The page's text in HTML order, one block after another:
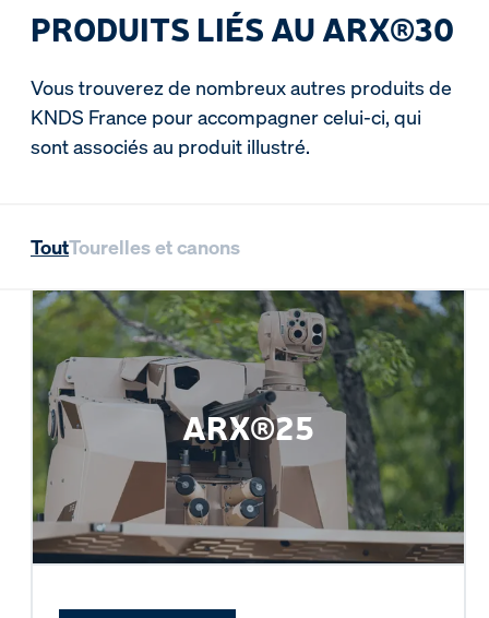
PRODUITS LIÉS AU ARX®30
Vous trouverez de nombreux autres produits de
KNDS France pour accompagner celui-ci, qui
sont associés au produit illustré.
ToutTourelles et canons
ARX®25